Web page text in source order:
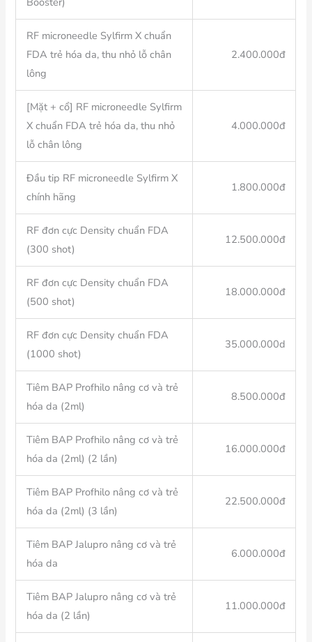
RF microneedle Sylfirm X chuẩn
FDA trẻ hóa da, thu nhỏ lỗ chân
lông
2.400.000đ
[Mặt + cổ] RF microneedle Sylfirm
X chuẩn FDA trẻ hóa da, thu nhỏ
lỗ chân lông
4.000.000đ
Đầu tip RF microneedle Sylfirm X
chính hãng
1.800.000đ
RF đơn cực Density chuẩn FDA
(300 shot)
12.500.000đ
RF đơn cực Density chuẩn FDA
(500 shot)
18.000.000đ
RF đơn cực Density chuẩn FDA
(1000 shot)
35.000.000d
Tiêm BAP Profhilo nâng cơ và trẻ
hóa da (2ml)
8.500.000đ
Tiêm BAP Profhilo nâng cơ và trẻ
hóa da (2ml) (2 lần)
16.000.000đ
Tiêm BAP Profhilo nâng cơ và trẻ
hóa da (2ml) (3 lần)
22.500.000đ
Tiêm BAP Jalupro nâng cơ và trẻ
hóa da
6.000.000đ
Tiêm BAP Jalupro nâng cơ và trẻ
hóa da (2 lần)
11.000.000đ